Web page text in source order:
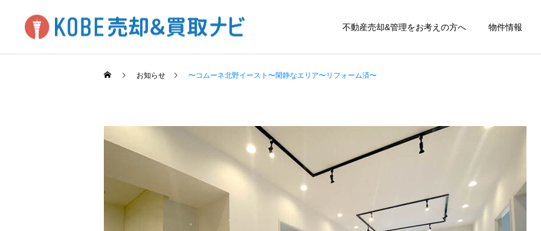
不動産売却&管理をお考えの方へ 物件情報
お知らせ 〜コムーネ北野イースト〜閑静なエリア〜リフォーム済〜